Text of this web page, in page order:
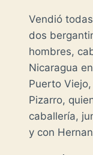
Vendió
dos
hombres,
Nicaragua
Puerto
Pizarro,
caballería,
y con